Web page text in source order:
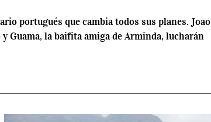
portugués que cambia todos sus planes. Joao
Guama, la baifita amiga de Arminda, lucharán